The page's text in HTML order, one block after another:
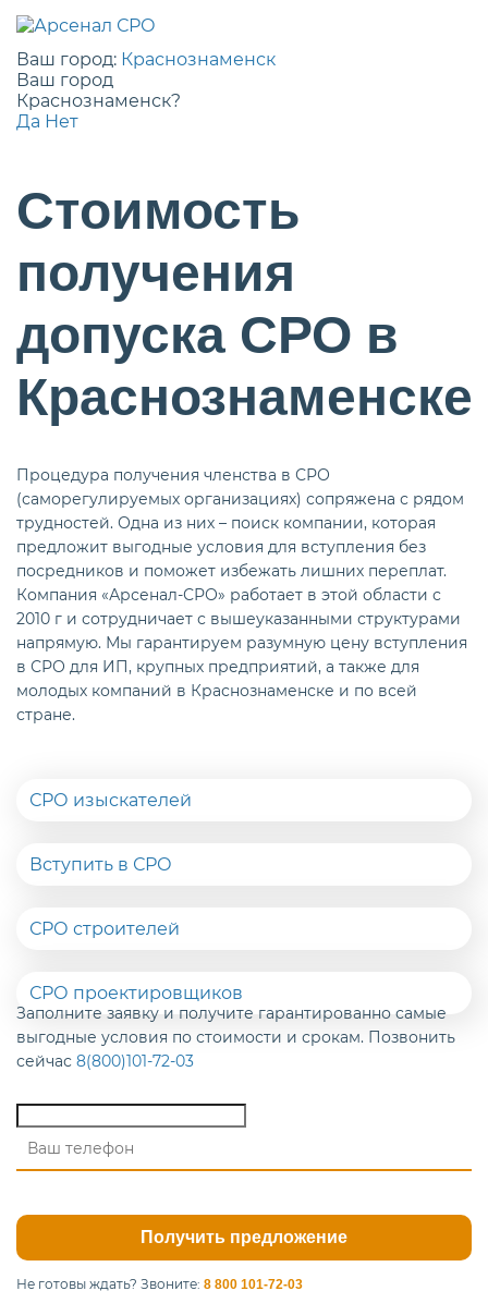
Ваш город: Краснознаменск
Ваш город
Краснознаменск?
Да Нет
Стоимость
получения
допуска СРО в
Краснознаменске
Процедура получения членства в СРО
(саморегулируемых организациях) сопряжена с рядом
трудностей. Одна из них – поиск компании, которая
предложит выгодные условия для вступления без
посредников и поможет избежать лишних переплат.
Компания «Арсенал-СРО» работает в этой области с
2010 г и сотрудничает с вышеуказанными структурами
напрямую. Мы гарантируем разумную цену вступления
в СРО для ИП, крупных предприятий, а также для
молодых компаний в Краснознаменске и по всей
стране.
СРО изыскателей
Вступить в СРО
СРО строителей
СРО проектировщиков
Заполните заявку и получите гарантированно самые
выгодные условия по стоимости и срокам. Позвонить
сейчас 8(800)101-72-03
Не готовы ждать? Звоните: 8 800 101-72-03